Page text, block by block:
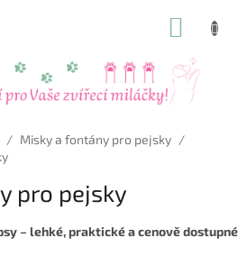
/ Misky a fontány pro pejsky /
pro pejsky
– lehké, praktické a cenově dostupné